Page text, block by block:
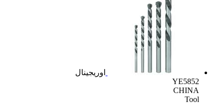
اوریجینال
YE5852
CHINA
Tool